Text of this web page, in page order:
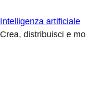
Intelligenza artificiale
Crea, distribuisci e